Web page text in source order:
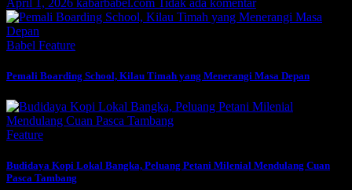
Babel Feature
Pemali Boarding School, Kilau Timah yang Menerangi Masa Depan
Feature
Budidaya Kopi Lokal Bangka, Peluang Petani Milenial Mendulang Cuan
Pasca Tambang